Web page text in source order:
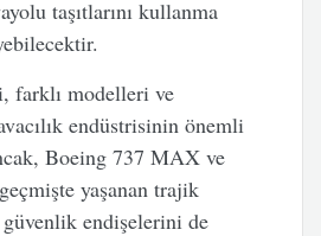
taşıtlarını kullanma
farklı modelleri ve
endüstrisinin önemli
Boeing 737 MAX ve
yaşanan trajik
endişelerini de